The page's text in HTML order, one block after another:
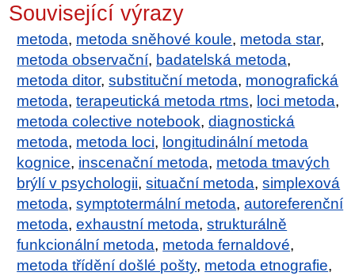
Související výrazy
metoda, metoda sněhové koule, metoda star,
metoda observační, badatelská metoda,
metoda ditor,substituční metoda, monografická
metoda,terapeutická metoda rtms, loci metoda,
metoda colective notebook,diagnostická
metoda, metoda loci, longitudinální metoda
kognice, inscenační metoda, metoda tmavých
brýlí v psychologii,situační metoda,simplexová
metoda,symptotermální metoda,autoreferenční
metoda,exhaustní metoda,strukturálně
funkcionální metoda, metoda fernaldové,
metoda třídění došlé pošty, metoda etnografie,